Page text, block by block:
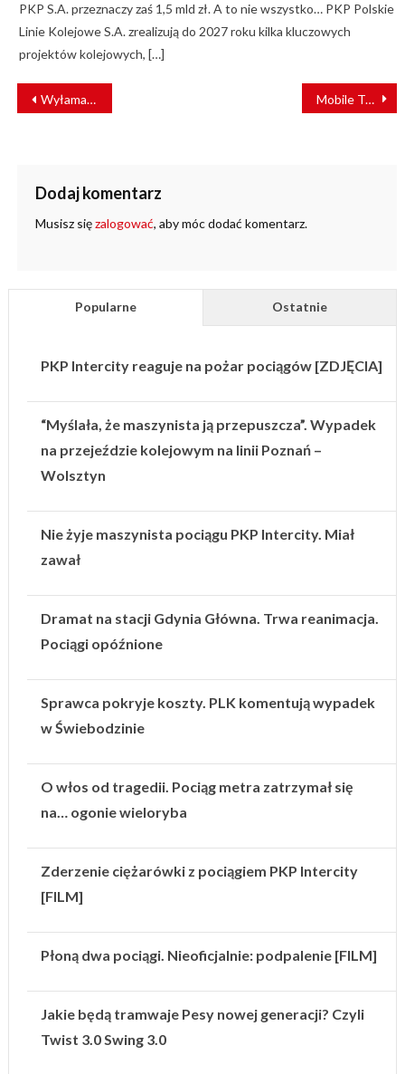
PKP S.A. przeznaczy zaś 1,5 mld zł. A to nie wszystko… PKP Polskie
Linie Kolejowe S.A. zrealizują do 2027 roku kilka kluczowych
projektów kolejowych, […]
NAWIGACJA
WPISU
Wyłamał szlabany i odjechał. Kierowca pod wpływem narkotyków [FILM] Mobile Trend Awards dla aplikacji Jakdojade? Głosowanie trwa!
Dodaj komentarz
Musisz sięzalogować, aby móc dodać komentarz.
Popularne Ostatnie
PKP Intercity reaguje na pożar pociągów [ZDJĘCIA]
“Myślała, że maszynista ją przepuszcza”. Wypadek
na przejeździe kolejowym na linii Poznań –
Wolsztyn
Nie żyje maszynista pociągu PKP Intercity. Miał
zawał
Dramat na stacji Gdynia Główna. Trwa reanimacja.
Pociągi opóźnione
Sprawca pokryje koszty. PLK komentują wypadek
w Świebodzinie
O włos od tragedii. Pociąg metra zatrzymał się
na… ogonie wieloryba
Zderzenie ciężarówki z pociągiem PKP Intercity
[FILM]
Płoną dwa pociągi. Nieoficjalnie: podpalenie [FILM]
Jakie będą tramwaje Pesy nowej generacji? Czyli
Twist 3.0 Swing 3.0